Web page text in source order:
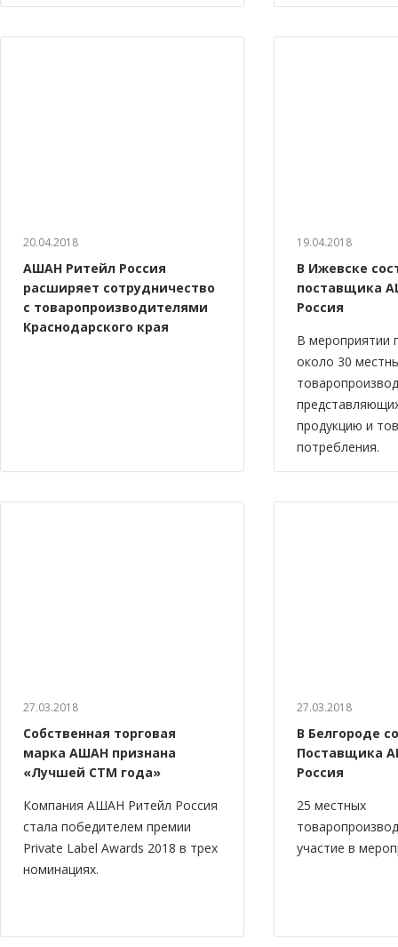
20.04.2018
АШАН Ритейл Россия
расширяет сотрудничество
с товаропроизводителями
Краснодарского края
19.04.2018
В Ижевске
поставщика
Россия
В мероприятии
около 30
продукцию и
потребления.
27.03.2018
Собственная торговая
марка АШАН признана
«Лучшей СТМ года»
Компания АШАН Ритейл Россия
стала победителем премии
Private Label Awards 2018 в трех
номинациях.
27.03.2018
В Белгороде
Поставщика
Россия
25 местных
участие в